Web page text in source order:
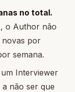
no total.
o Author não
novas por
semana.
um Interviewer
não ser que